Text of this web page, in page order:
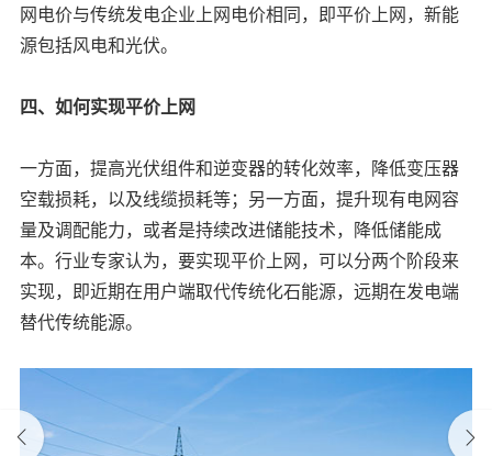
网电价与传统发电企业上网电价相同，即平价上网，新能
源包括风电和光伏。
四、如何实现平价上网
一方面，提高光伏组件和逆变器的转化效率，降低变压器
空载损耗，以及线缆损耗等；另一方面，提升现有电网容
量及调配能力，或者是持续改进储能技术，降低储能成
本。行业专家认为，要实现平价上网，可以分两个阶段来
实现，即近期在用户端取代传统化石能源，远期在发电端
替代传统能源。